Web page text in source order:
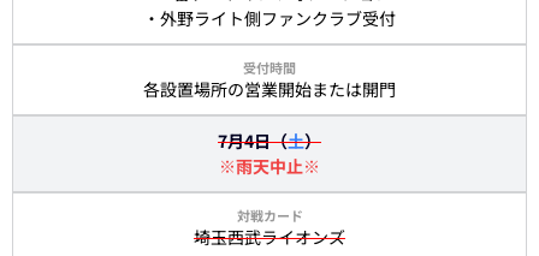
・外野ライト側ファンクラブ受付
各設置場所の営業開始または開門
7月4日（土）
※雨天中止※
埼玉西武ライオンズ